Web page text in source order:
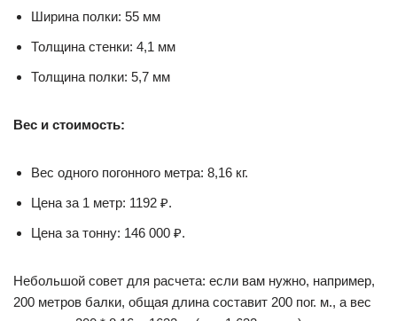
Ширина полки: 55 мм
Толщина стенки: 4,1 мм
Толщина полки: 5,7 мм
Вес и стоимость:
Вес одного погонного метра: 8,16 кг.
Цена за 1 метр: 1192 ₽.
Цена за тонну: 146 000 ₽.
Небольшой совет для расчета: если вам нужно, например,
200 метров балки, общая длина составит 200 пог. м., а вес